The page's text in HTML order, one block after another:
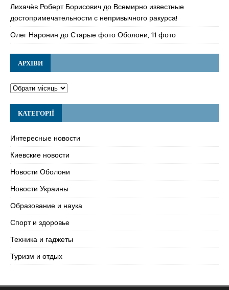
Лихачёв Роберт Борисовичдо Всемирно известные
достопримечательности с непривычного ракурса!
Олег Наронин доСтарые фото Оболони, 11 фото
АРХІВИ
КАТЕГОРІЇ
Интересные новости
Киевские новости
Новости Оболони
Новости Украины
Образование и наука
Спорт и здоровье
Техника и гаджеты
Туризм и отдых